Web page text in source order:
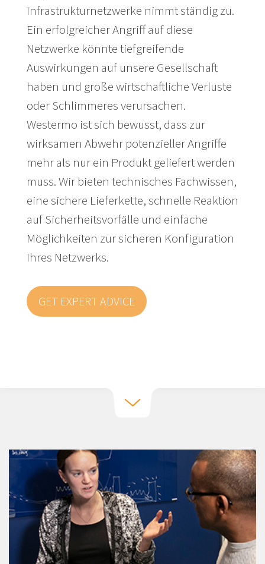
Infrastrukturnetzwerke nimmt ständig zu.
Ein erfolgreicher Angriff auf diese
Netzwerke könnte tiefgreifende
Auswirkungen auf unsere Gesellschaft
haben und große wirtschaftliche Verluste
oder Schlimmeres verursachen.
Westermo ist sich bewusst, dass zur
wirksamen Abwehr potenzieller Angriffe
mehr als nur ein Produkt geliefert werden
muss. Wir bieten technisches Fachwissen,
eine sichere Lieferkette, schnelle Reaktion
auf Sicherheitsvorfälle und einfache
Möglichkeiten zur sicheren Konfiguration
Ihres Netzwerks.
GET EXPERT ADVICE